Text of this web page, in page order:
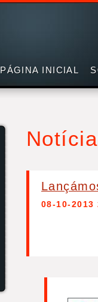
08-10-2013
PÁGINA INICIAL